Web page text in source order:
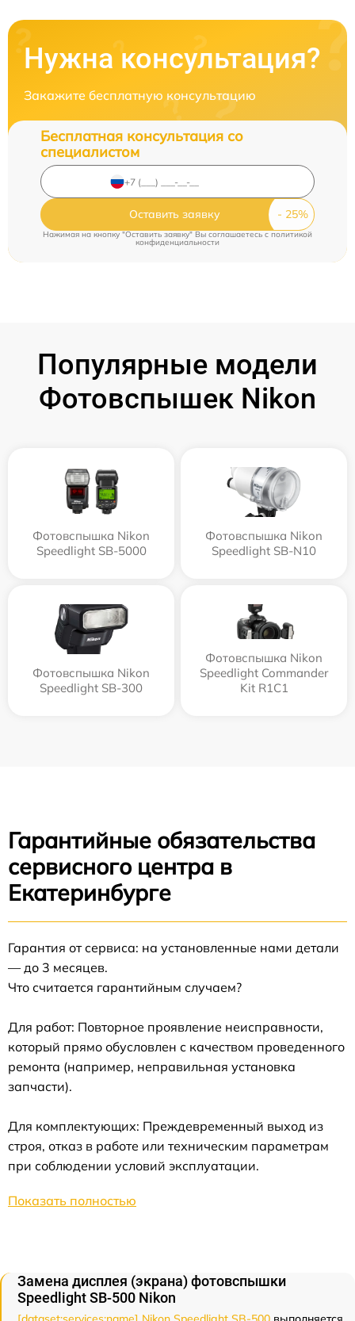
Нужна консультация?
Закажите бесплатную консультацию
Бесплатная консультация со
специалистом
Оставить заявку
Нажимая на кнопку "Оставить заявку" Вы соглашаетесь cполитикой
конфиденциальности
Популярные модели
Фотовспышек Nikon
Фотовспышка Nikon
Speedlight SB-5000
Фотовспышка Nikon
Speedlight SB-N10
Фотовспышка Nikon
Speedlight SB-300
Фотовспышка Nikon
Speedlight Commander
Kit R1C1
Гарантийные обязательства
сервисного центра в
Екатеринбурге
Гарантия от сервиса: на установленные нами детали
— до 3 месяцев.
Что считается гарантийным случаем?
Для работ: Повторное проявление неисправности,
который прямо обусловлен с качеством проведенного
ремонта (например, неправильная установка
запчасти).
Для комплектующих: Преждевременный выход из
строя, отказ в работе или техническим параметрам
при соблюдении условий эксплуатации.
Показать полностью
Замена дисплея (экрана) фотовспышки
Speedlight SB-500 Nikon